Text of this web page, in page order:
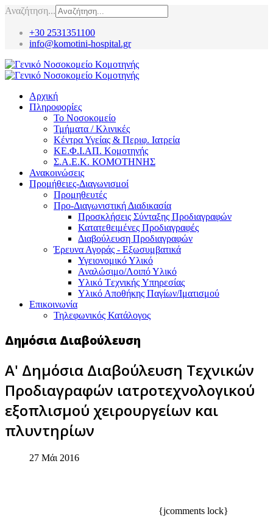
Αναζήτηση...
+30 2531351100
info@komotini-hospital.gr
Αρχική
Πληροφορίες
Το Νοσοκομείο
Τμήματα / Κλινικές
Κέντρα Υγείας & Περιφ. Ιατρεία
ΚΕ.Φ.Ι.ΑΠ. Κομοτηνής
Σ.Α.Ε.Κ. ΚΟΜΟΤΗΝΗΣ
Ανακοινώσεις
Προμήθειες-Διαγωνισμοί
Προμηθευτές
Προ-Διαγωνιστική Διαδικασία
Προσκλήσεις Σύνταξης Προδιαγραφών
Κατατεθειμένες Προδιαγραφές
Διαβούλευση Προδιαγραφών
Έρευνα Αγοράς - Εξωσυμβατικά
Υγειονομικό Υλικό
Αναλώσιμο/Λοιπό Υλικό
Υλικό Tεχνικής Yπηρεσίας
Υλικό Αποθήκης Παγίων/Ιματισμού
Επικοινωνία
Τηλεφωνικός Κατάλογος
Δημόσια Διαβούλευση
Α' Δημόσια Διαβούλευση Τεχνικών
Προδιαγραφών ιατροτεχνολογικού
εξοπλισμού χειρουργείων και
πλυντηρίων
27 Μάι 2016
{jcomments lock}